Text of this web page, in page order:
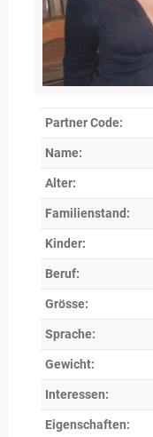
Partner Code:
Name:
Alter:
Familienstand:
Kinder:
Beruf:
Grösse:
Sprache:
Gewicht:
Interessen:
Eigenschaften: